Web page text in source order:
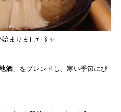
まりました🍢✨
酒 」をブレンドし、寒い季節にぴ